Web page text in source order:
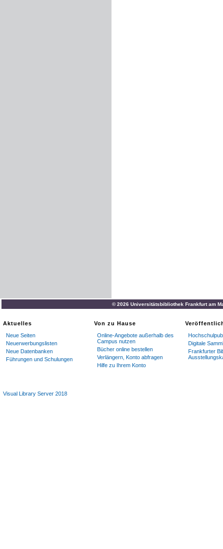
© 2026 Universitätsbibliothek Frankfurt am
Aktuelles
Neue Seiten
Neuerwerbungslisten
Neue Datenbanken
Führungen und Schulungen
Von zu Hause
Online-Angebote außerhalb des
Campus nutzen
Bücher online bestellen
Verlängern, Konto abfragen
Hilfe zu Ihrem Konto
Digitale
Frankfurter
Visual Library Server 2018